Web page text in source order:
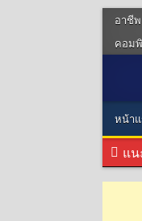
อาชีพ
คอม
หน้า
แ